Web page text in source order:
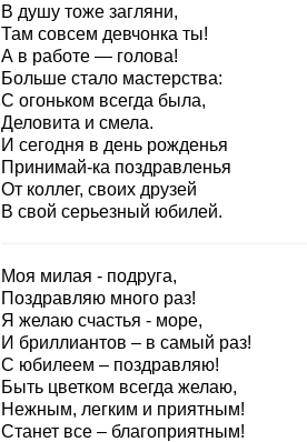
В душу тоже загляни,
Там совсем девчонка ты!
А в работе — голова!
Больше стало мастерства:
С огоньком всегда была,
Деловита и смела.
И сегодня в день рожденья
Принимай-ка поздравленья
От коллег, своих друзей
В свой серьезный юбилей.
Моя милая - подруга,
Поздравляю много раз!
Я желаю счастья - море,
И бриллиантов – в самый раз!
С юбилеем – поздравляю!
Быть цветком всегда желаю,
Нежным, легким и приятным!
Станет все – благоприятным!